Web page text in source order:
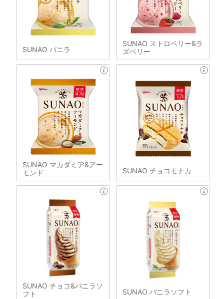
SUNAO バニラ
SUNAO ストロベリー&ラ
ズベリー
SUNAO マカダミア&アー
モンド
SUNAO チョコモナカ
SUNAO チョコ&バニラソ
フト
SUNAO バニラソフト